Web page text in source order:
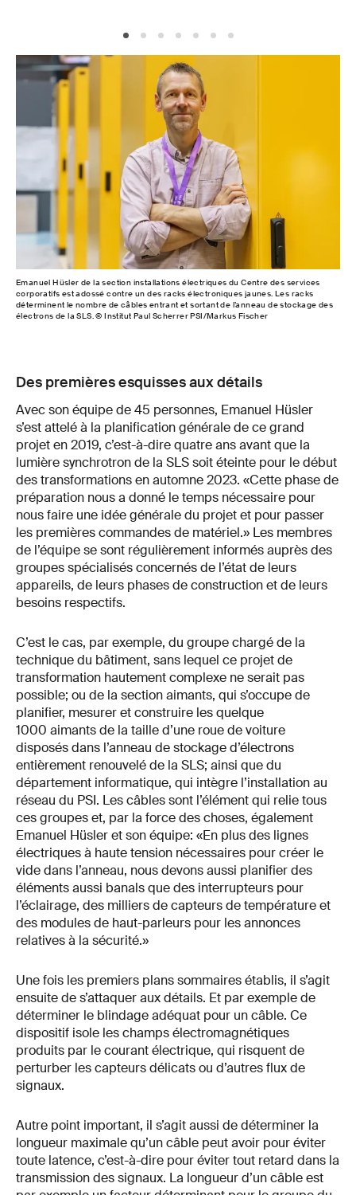
Emanuel Hüsler de la section installations électriques du Centre des services
corporatifs est adossé contre un des racks électroniques jaunes. Les racks
déterminent le nombre de câbles entrant et sortant de l’anneau de stockage des
électrons de la SLS. © Institut Paul Scherrer PSI/Markus Fischer
Des premières esquisses aux détails
Avec son équipe de 45 personnes, Emanuel Hüsler
s’est attelé à la planification générale de ce grand
projet en 2019, c’est-à-dire quatre ans avant que la
lumière synchrotron de la SLS soit éteinte pour le début
des transformations en automne 2023. «Cette phase de
préparation nous a donné le temps nécessaire pour
nous faire une idée générale du projet et pour passer
les premières commandes de matériel.» Les membres
de l’équipe se sont régulièrement informés auprès des
groupes spécialisés concernés de l’état de leurs
appareils, de leurs phases de construction et de leurs
besoins respectifs.
C’est le cas, par exemple, du groupe chargé de la
technique du bâtiment, sans lequel ce projet de
transformation hautement complexe ne serait pas
possible; ou de la section aimants, qui s’occupe de
planifier, mesurer et construire les quelque
1000 aimants de la taille d’une roue de voiture
disposés dans l’anneau de stockage d’électrons
entièrement renouvelé de la SLS; ainsi que du
département informatique, qui intègre l’installation au
réseau du PSI. Les câbles sont l’élément qui relie tous
ces groupes et, par la force des choses, également
Emanuel Hüsler et son équipe: «En plus des lignes
électriques à haute tension nécessaires pour créer le
vide dans l’anneau, nous devons aussi planifier des
éléments aussi banals que des interrupteurs pour
l’éclairage, des milliers de capteurs de température et
des modules de haut-parleurs pour les annonces
relatives à la sécurité.»
Une fois les premiers plans sommaires établis, il s’agit
ensuite de s’attaquer aux détails. Et par exemple de
déterminer le blindage adéquat pour un câble. Ce
dispositif isole les champs électromagnétiques
produits par le courant électrique, qui risquent de
perturber les capteurs délicats ou d’autres flux de
signaux.
Autre point important, il s’agit aussi de déterminer la
longueur maximale qu’un câble peut avoir pour éviter
toute latence, c’est-à-dire pour éviter tout retard dans la
transmission des signaux. La longueur d’un câble est